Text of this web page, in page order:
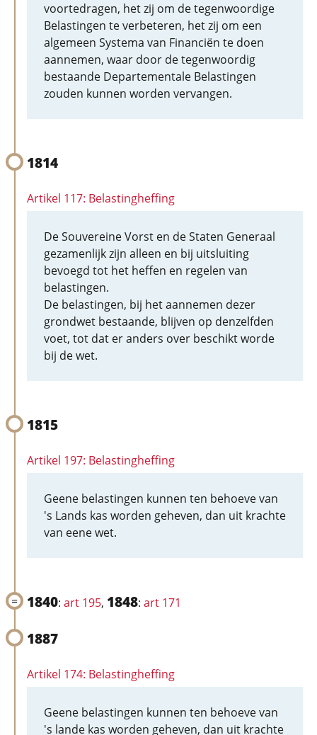
voortedragen, het zij om de tegenwoordige
Belastingen te verbeteren, het zij om een
algemeen Systema van Financiën te doen
aannemen, waar door de tegenwoordig
bestaande Departementale Belastingen
zouden kunnen worden vervangen.
1814
Artikel 117: Belastingheffing
De Souvereine Vorst en de Staten Generaal
gezamenlijk zijn alleen en bij uitsluiting
bevoegd tot het heffen en regelen van
belastingen.
De belastingen, bij het aannemen dezer
grondwet bestaande, blijven op denzelfden
voet, tot dat er anders over beschikt worde
bij de wet.
1815
Artikel 197: Belastingheffing
Geene belastingen kunnen ten behoeve van
's Lands kas worden geheven, dan uit krachte
van eene wet.
1840: art 195, 1848: art 171
1887
Artikel 174: Belastingheffing
Geene belastingen kunnen ten behoeve van
's lande kas worden geheven, dan uit krachte